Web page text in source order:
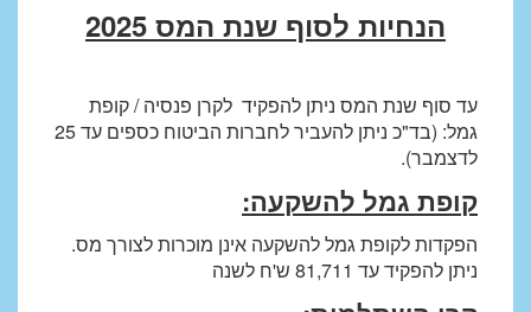
הנחיות לסוף שנת המס 2025
עד סוף שנת המס ניתן להפקיד לקרן פנסיה / קופת
גמל: (בד"כ ניתן להעביר לחברות הביטוח כספים עד 25
לדצמבר).
קופת גמל להשקעה:
הפקדות לקופת גמל להשקעה אינן מוכרות לצורך מס.
ניתן להפקיד עד 81,711 ש'ח לשנה